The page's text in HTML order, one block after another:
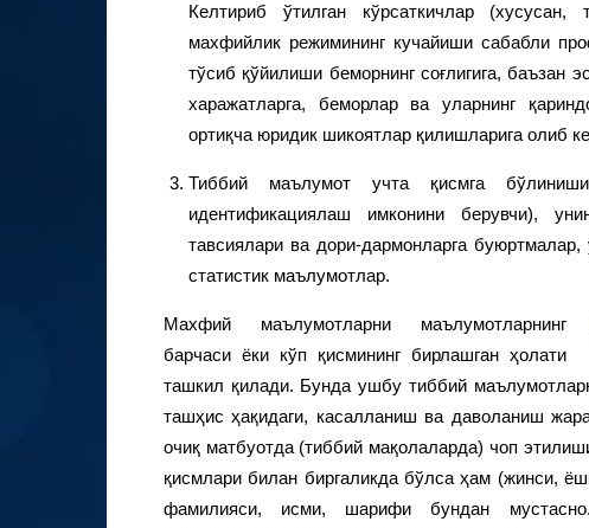
Келтириб ўтилган кўрсаткичлар
махфийлик режимининг кучайиши сабабли
тўсиб қўйилиши беморнинг соғлигига, баъзан
харажатларга, беморлар ва уларнинг
ортиқча юридик шикоятлар қилишларига олиб
Тиббий маълумот учта қисмга
идентификациялаш имконини берувчи),
тавсиялари ва дори-дармонларга
статистик маълумотлар.
Махфий маълумотларни маълумотларнинг
барчаси ёки кўп қисмининг бирлашган ҳолати
ташкил қилади. Бунда ушбу тиббий
ташҳис ҳақидаги, касалланиш ва даволаниш
очиқ матбуотда (тиббий мақолаларда) чоп
қисмлари билан биргаликда бўлса ҳам (жинси,
фамилияси, исми, шарифи бундан